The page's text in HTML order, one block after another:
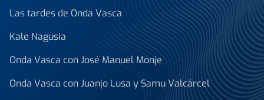
Las tardes de Onda Vasca
Kale Nagusia
Onda Vasca con José Manuel Monje
Onda Vasca con Juanjo Lusa y Samu Valcárcel